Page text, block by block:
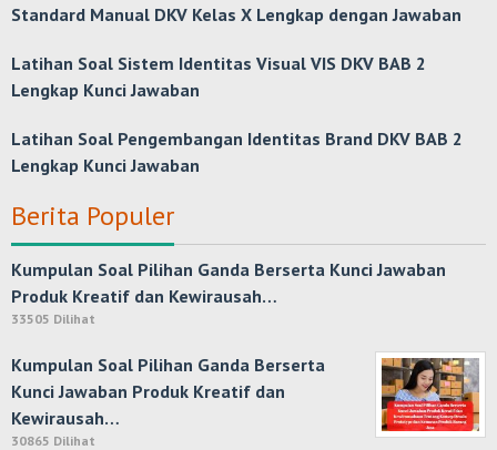
Standard Manual DKV Kelas X Lengkap dengan Jawaban
Latihan Soal Sistem Identitas Visual VIS DKV BAB 2
Lengkap Kunci Jawaban
Latihan Soal Pengembangan Identitas Brand DKV BAB 2
Lengkap Kunci Jawaban
Berita Populer
Kumpulan Soal Pilihan Ganda Berserta Kunci Jawaban
Produk Kreatif dan Kewirausah…
33505 Dilihat
Kumpulan Soal Pilihan Ganda Berserta
Kunci Jawaban Produk Kreatif dan
Kewirausah…
30865 Dilihat